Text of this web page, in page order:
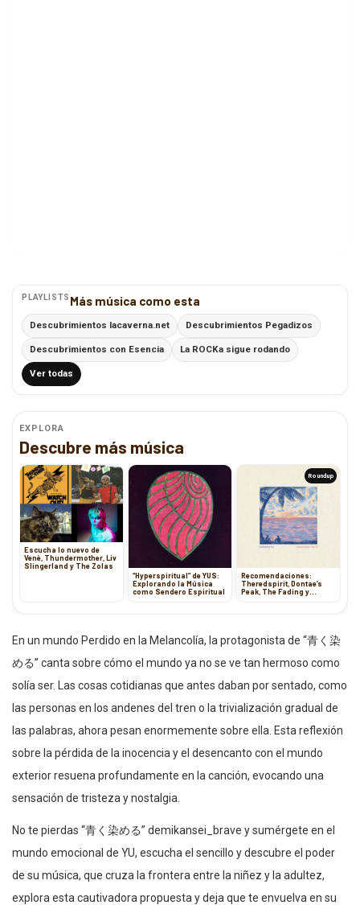
PLAYLISTS Más música como esta
Descubrimientos lacaverna.net Descubrimientos Pegadizos
Descubrimientos con Esencia La ROCKa sigue rodando
Ver todas
EXPLORA
Descubre más música
Escucha lo nuevo de
Venè, Thundermother, Liv
Slingerland y The Zolas
“Hyperspiritual” de YUS:
Explorando la Música
como Sendero Espiritual
Roundup
Recomendaciones:
Theredspirit, Dontae’s
Peak, The Fading y
En un mundo Perdido en la Melancolía, la protagonista de “青く染
める” canta sobre cómo el mundo ya no se ve tan hermoso como
solía ser. Las cosas cotidianas que antes daban por sentado, como
las personas en los andenes del tren o la trivialización gradual de
las palabras, ahora pesan enormemente sobre ella. Esta reflexión
sobre la pérdida de la inocencia y el desencanto con el mundo
exterior resuena profundamente en la canción, evocando una
sensación de tristeza y nostalgia.
No te pierdas “青く染める” demikansei_brave y sumérgete en el
mundo emocional de YU, escucha el sencillo y descubre el poder
de su música, que cruza la frontera entre la niñez y la adultez,
explora esta cautivadora propuesta y deja que te envuelva en su